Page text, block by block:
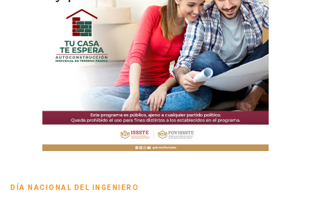
DÍA NACIONAL DEL INGENIERO